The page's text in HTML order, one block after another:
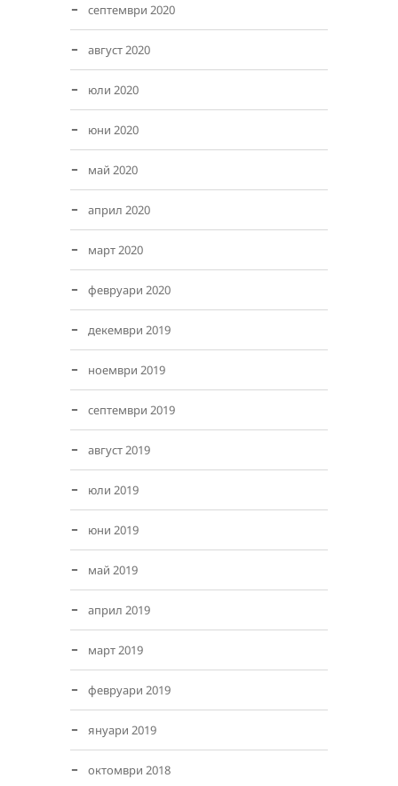
септември 2020
август 2020
юли 2020
юни 2020
май 2020
април 2020
март 2020
февруари 2020
декември 2019
ноември 2019
септември 2019
август 2019
юли 2019
юни 2019
май 2019
април 2019
март 2019
февруари 2019
януари 2019
октомври 2018